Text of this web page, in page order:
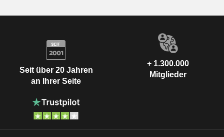
Seit über 20 Jahren
an Ihrer Seite
+ 1.300.000
Mitglieder